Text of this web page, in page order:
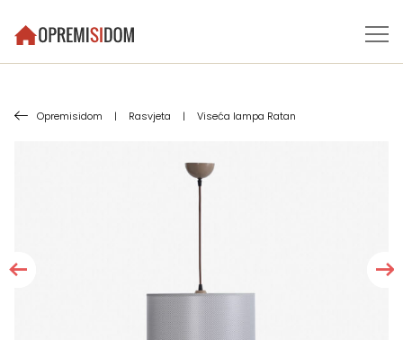
Opremisidom | Rasvjeta | Viseća lampa Ratan